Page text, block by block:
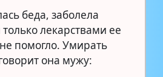
беда, заболела
лекарствами ее
помогло. Умирать
она мужу: